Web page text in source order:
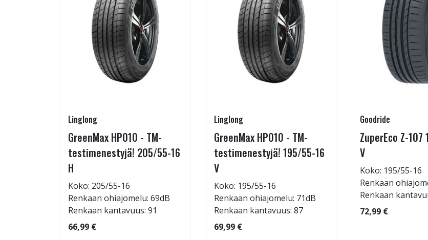
Linglong
GreenMax HP010 - TM-
testimenestyjä! 205/55-16
H
Koko: 205/55-16
Renkaan ohiajomelu: 69dB
Renkaan kantavuus: 91
66,99 €
Linglong
GreenMax HP010 - TM-
testimenestyjä! 195/55-16
V
Koko: 195/55-16
Renkaan ohiajomelu: 71dB
Renkaan kantavuus: 87
69,99 €
Goodride
ZuperEco Z-107
V
Koko: 195/55-16
Renkaan
Renkaan
72,99 €